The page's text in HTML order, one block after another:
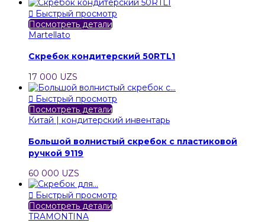
 Быстрый просмотр
Посмотреть детали
Martellato
Скребок кондитерский 50RTL1
17 000 UZS
 Быстрый просмотр
Посмотреть детали
Китай | кондитерский инвентарь
Большой волнистый скребок с пластиковой
ручкой 9119
60 000 UZS
 Быстрый просмотр
Посмотреть детали
TRAMONTINA